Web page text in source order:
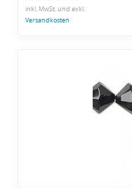
inkl. MwSt. und exkl.
Versandkosten